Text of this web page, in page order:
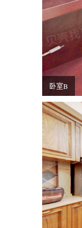
卧室B